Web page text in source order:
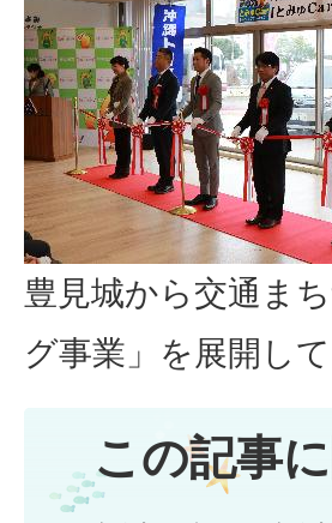
豊見城から交通ま
グ事業」を展開し
この記事